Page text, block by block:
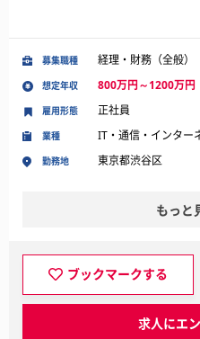
募集職種 経理・財務（全般）
想定年収 800万円～1200万円
業種 IT・通信・インター
勤務地 東京都渋谷区
雇用形態 正社員
もっと
ブックマークする
求人にエ